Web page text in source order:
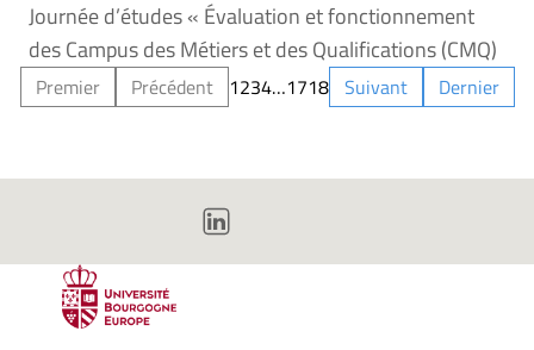
Journée d’études « Évaluation et fonctionnement
des Campus des Métiers et des Qualifications (CMQ)
Premier Précédent 1234…1718 Suivant Dernier